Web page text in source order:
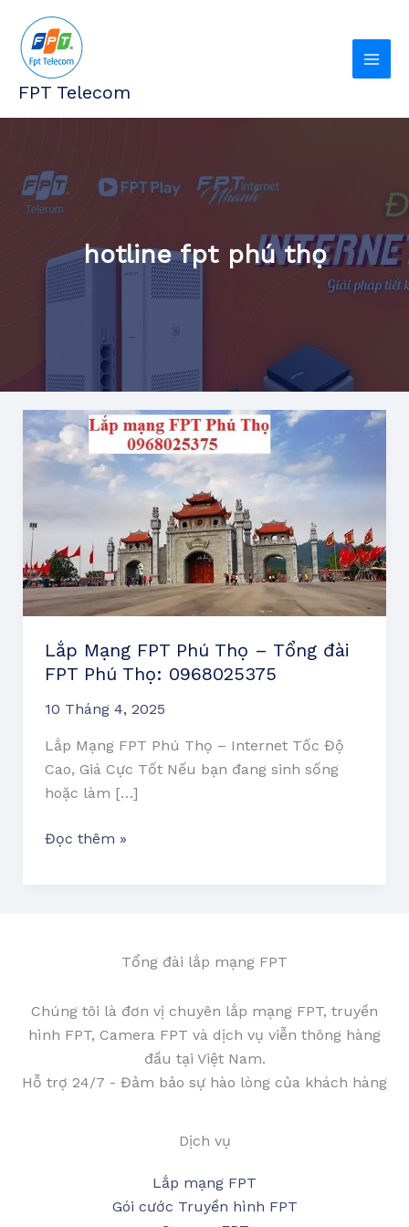
FPT Telecom
hotline fpt phú thọ
Lắp Mạng FPT Phú Thọ – Tổng đài
FPT Phú Thọ: 0968025375
10 Tháng 4, 2025
Lắp Mạng FPT Phú Thọ – Internet Tốc Độ
Cao, Giá Cực Tốt Nếu bạn đang sinh sống
hoặc làm […]
Lắp
Mạng
FPT
Tổng
đài
FPT
Thọ:
0968025375
Đọc thêm »
Tổng đài lắp mạng FPT
Chúng tôi là đơn vị chuyên lắp mạng FPT, truyền
hình FPT, Camera FPT và dịch vụ viễn thông hàng
đầu tại Việt Nam.
Hỗ trợ 24/7 - Đảm bảo sự hào lòng của khách hàng
Dịch vụ
Lắp mạng FPT
Gói cước Truyền hình FPT